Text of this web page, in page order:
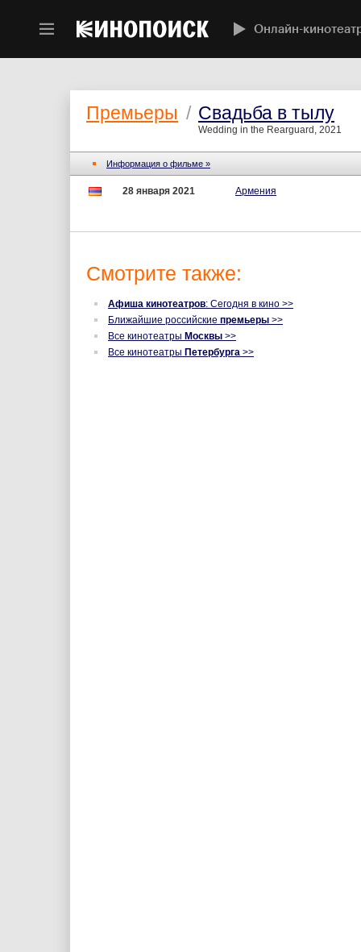
Онлайн-
Премьеры / Свадьба в тылу
Wedding in the Rearguard, 2021
Информация о фильме »
28 января 2021 Армения
Смотрите также:
Афиша кинотеатров: Сегодня в кино >>
Ближайшие российские премьеры >>
Все кинотеатры Москвы >>
Все кинотеатры Петербурга >>